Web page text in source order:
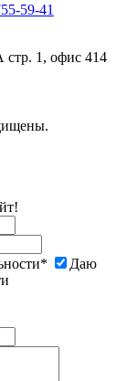
59-41
стр. 1, офис 414
*
Даю